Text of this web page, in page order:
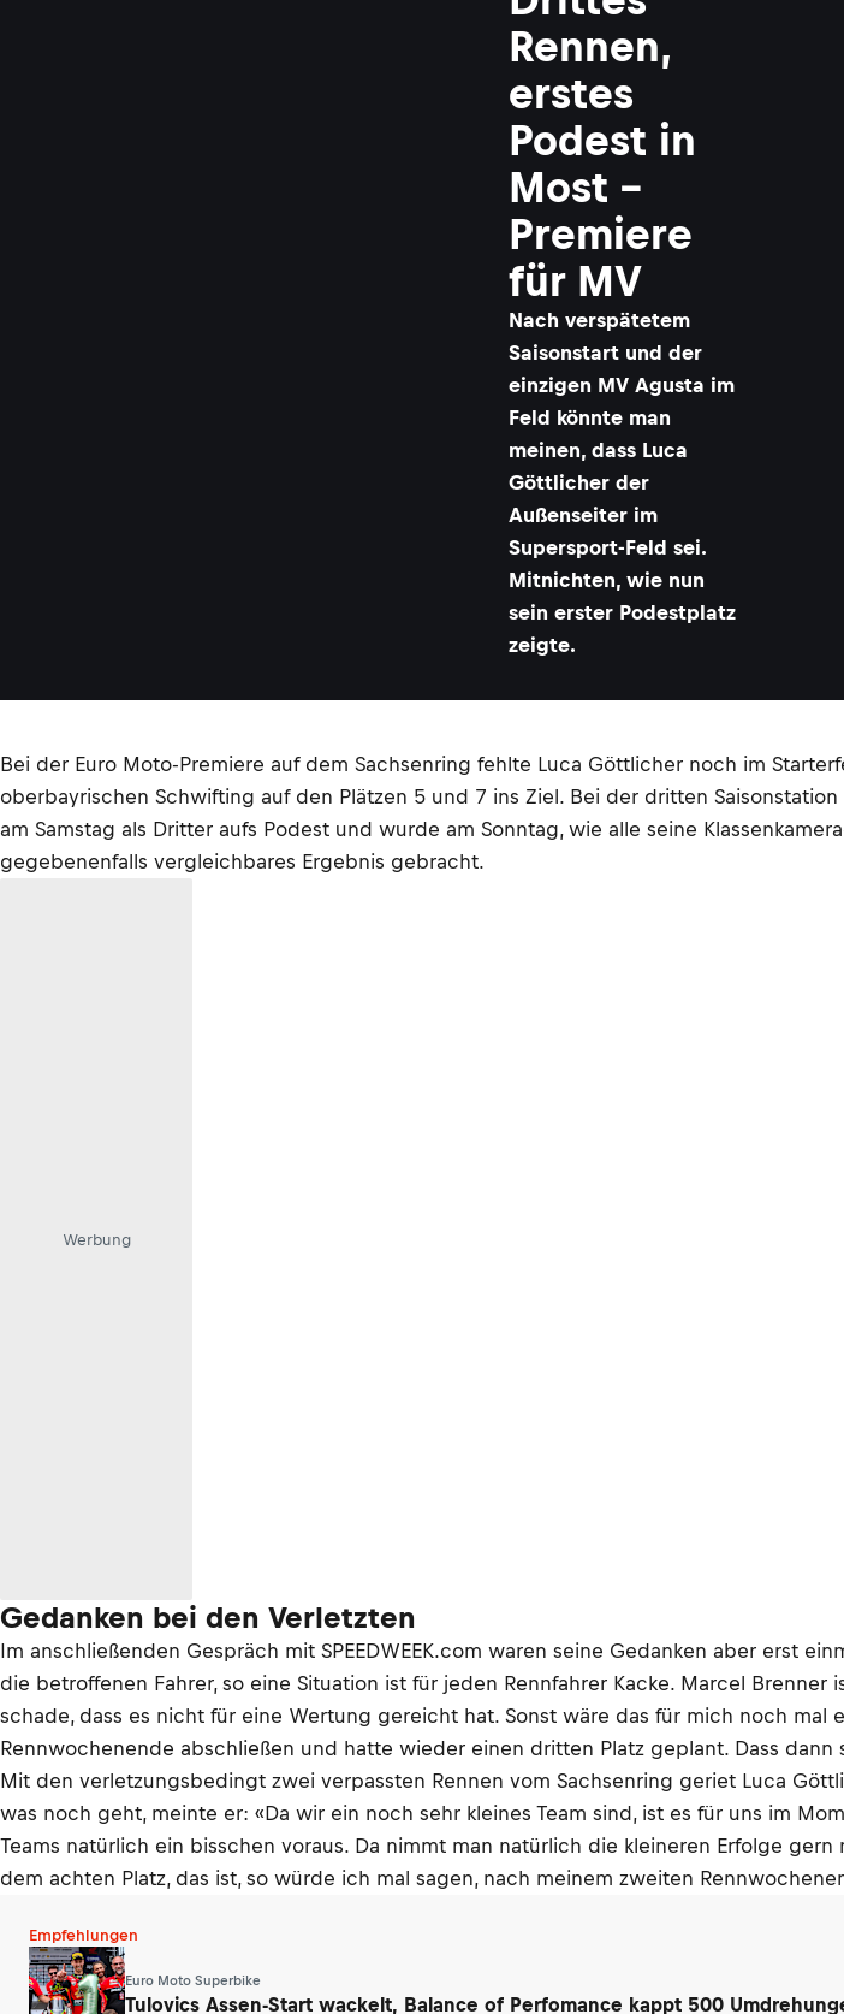
Rennen,
erstes
Podest in
Most –
Premiere
für MV
Nach verspätetem
Saisonstart und der
einzigen MV Agusta im
Feld könnte man
meinen, dass Luca
Göttlicher der
Außenseiter im
Supersport-Feld sei.
Mitnichten, wie nun
sein erster Podestplatz
zeigte.
Bei der Euro Moto-Premiere auf dem Sachsenring fehlte Luca Göttlicher noch im
oberbayrischen Schwifting auf den Plätzen 5 und 7 ins Ziel. Bei der dritten
am Samstag als Dritter aufs Podest und wurde am Sonntag, wie alle seine
gegebenenfalls vergleichbares Ergebnis gebracht.
Werbung
Gedanken bei den Verletzten
Im anschließenden Gespräch mit SPEEDWEEK.com waren seine Gedanken aber erst
die betroffenen Fahrer, so eine Situation ist für jeden Rennfahrer Kacke. Marcel
schade, dass es nicht für eine Wertung gereicht hat. Sonst wäre das für mich noch
Rennwochenende abschließen und hatte wieder einen dritten Platz geplant. Dass
Mit den verletzungsbedingt zwei verpassten Rennen vom Sachsenring geriet Luca
was noch geht, meinte er: «Da wir ein noch sehr kleines Team sind, ist es für uns im
Teams natürlich ein bisschen voraus. Da nimmt man natürlich die kleineren Erfolge
dem achten Platz, das ist, so würde ich mal sagen, nach meinem zweiten
Empfehlungen
Euro Moto Superbike
Tulovics Assen-Start wackelt, Balance of Perfomance kappt 500